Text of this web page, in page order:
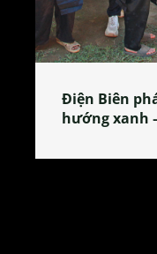
Làng làm
tỏa đặc sản